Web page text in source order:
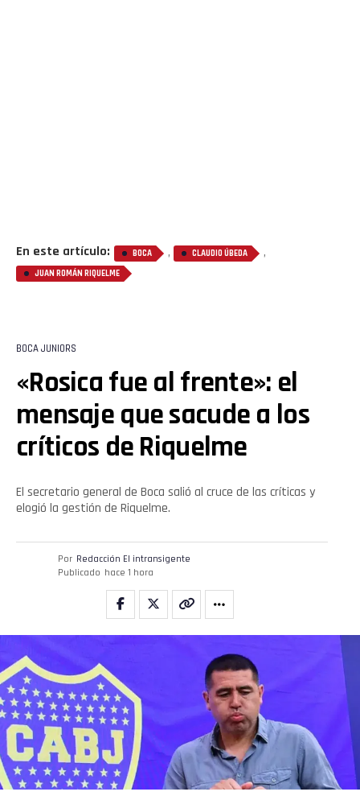
En este artículo: BOCA , CLAUDIO ÚBEDA ,
JUAN ROMÁN RIQUELME
BOCA JUNIORS
«Rosica fue al frente»: el
mensaje que sacude a los
críticos de Riquelme
El secretario general de Boca salió al cruce de las críticas y
elogió la gestión de Riquelme.
Por Redacción El intransigente
Publicado hace 1 hora